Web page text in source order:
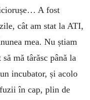
A fost
cât am stat la ATI,
mea. Nu știam
mă târăsc până la
incubator, și acolo
în cap, plin de